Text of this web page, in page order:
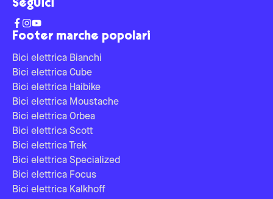
Footer marche popolari
Bici elettrica Bianchi
Bici elettrica Cube
Bici elettrica Haibike
Bici elettrica Moustache
Bici elettrica Orbea
Bici elettrica Scott
Bici elettrica Trek
Bici elettrica Specialized
Bici elettrica Focus
Bici elettrica Kalkhoff
Seguici